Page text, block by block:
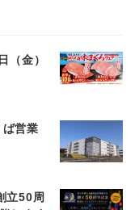
（金）
営業
立50周